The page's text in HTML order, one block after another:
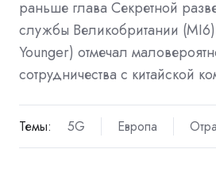
раньше глава Секретной
службы Великобритании
Younger) отмечал
сотрудничества с китайской
Темы: 5G Европа